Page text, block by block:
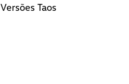
Versões Taos